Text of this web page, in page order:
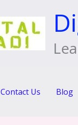
Contact Us Blog